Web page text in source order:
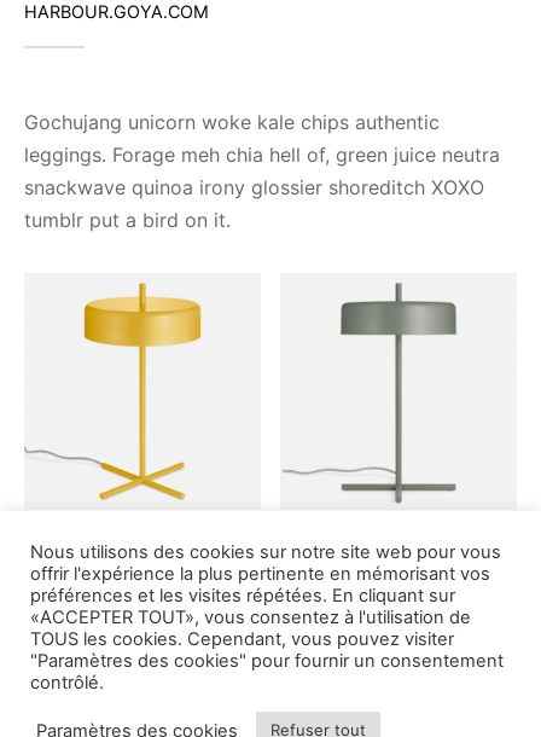
HARBOUR.GOYA.COM
Gochujang unicorn woke kale chips authentic
leggings. Forage meh chia hell of, green juice neutra
snackwave quinoa irony glossier shoreditch XOXO
tumblr put a bird on it.
Nous utilisons des cookies sur notre site web pour vous
offrir l'expérience la plus pertinente en mémorisant vos
préférences et les visites répétées. En cliquant sur
«ACCEPTER TOUT», vous consentez à l'utilisation de
TOUS les cookies. Cependant, vous pouvez visiter
"Paramètres des cookies" pour fournir un consentement
contrôlé.
Paramètres des cookies Refuser tout